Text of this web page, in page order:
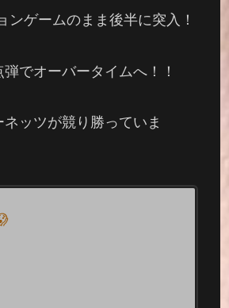
ゲームのまま後半に突入！
でオーバータイムへ！！
ッツが競り勝っていま